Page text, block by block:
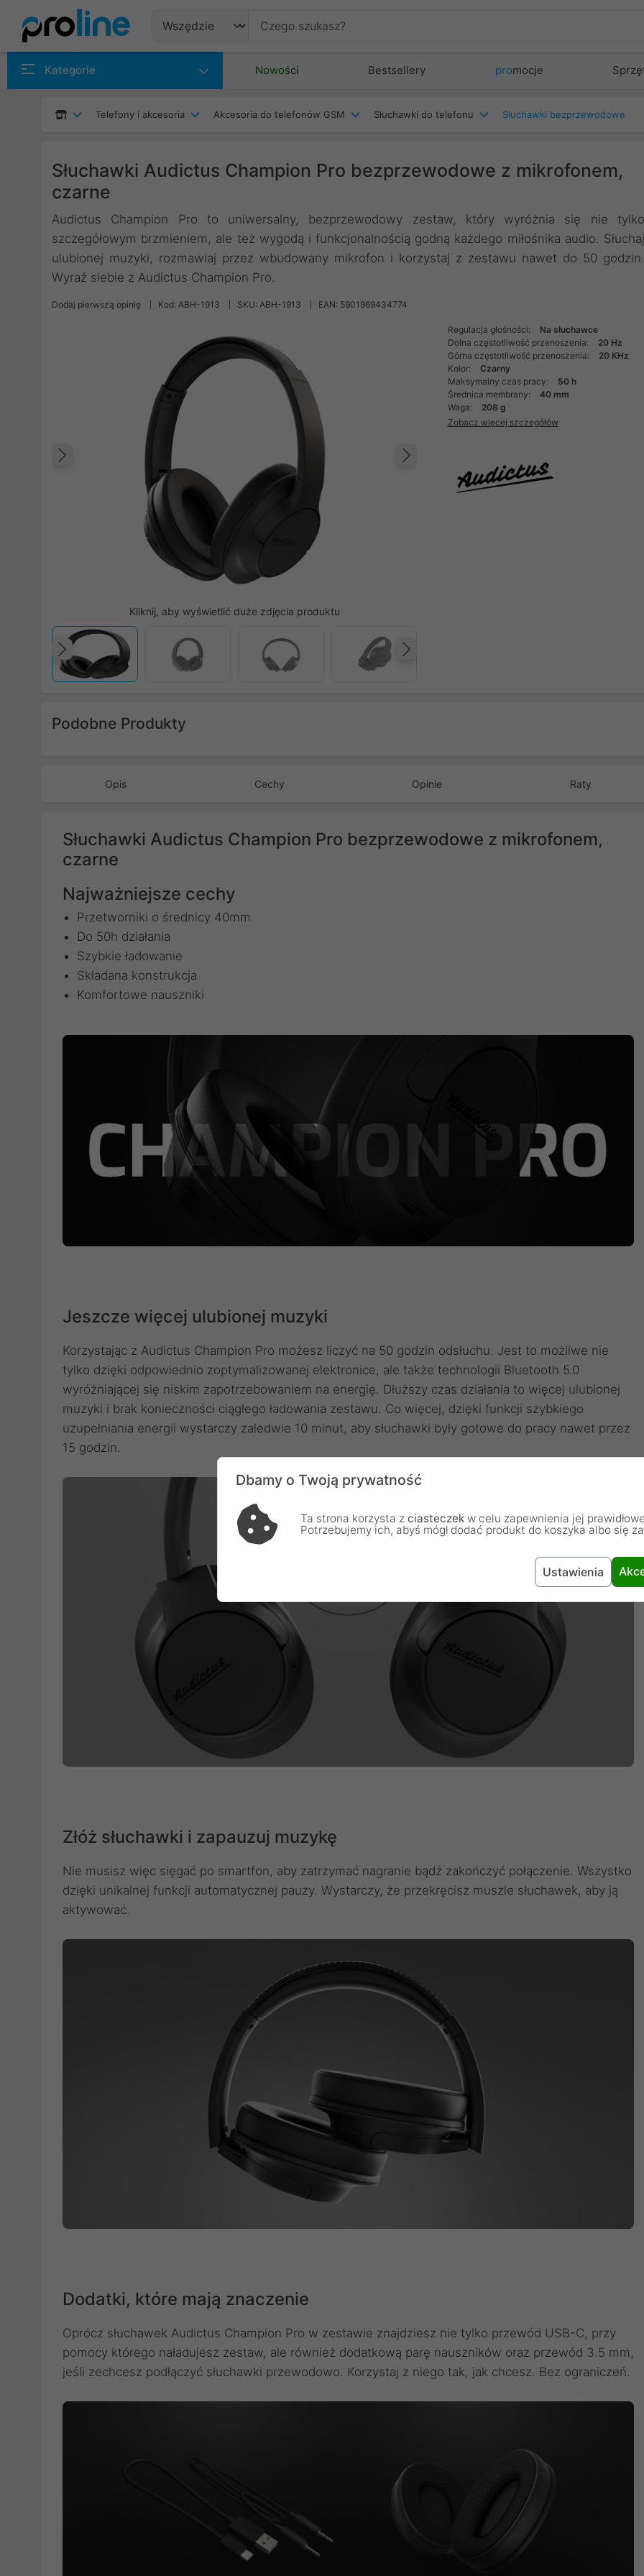
Kategorie Nowości Bestsellery promocje
Telefony i akcesoria Akcesoria do telefonów GSM Słuchawki do telefonu Słuchawki bezprzewodowe
Słuchawki Audictus Champion Pro bezprzewodowe z mikrofonem,
czarne
Audictus Champion Pro to uniwersalny, bezprzewodowy zestaw, który wyróżnia się nie tylko
szczegółowym brzmieniem, ale też wygodą i funkcjonalnością godną każdego miłośnika audio. Słuchaj
ulubionej muzyki, rozmawiaj przez wbudowany mikrofon i korzystaj z zestawu nawet do 50 godzin.
Wyraź siebie z Audictus Champion Pro.
Dodaj pierwszą opinię Kod: ABH-1913 SKU: ABH-1913 EAN: 5901969434774
Następny
Poprzedni
Kliknij, aby wyświetlić duże zdjęcia produktu
Poprzedni
Regulacja głośności:
Na słuchawce
Dolna częstotliwość przenoszenia:
20 Hz
Górna częstotliwość przenoszenia:
20 KHz
Kolor:
Czarny
Maksymalny czas pracy:
50 h
Średnica membrany:
40 mm
Waga:
208 g
Zobacz więcej szczegółów
Podobne Produkty
Opis Cechy Opinie Raty
Słuchawki Audictus Champion Pro bezprzewodowe z mikrofonem,
czarne
Najważniejsze cechy
Przetworniki o średnicy 40mm
Do 50h działania
Szybkie ładowanie
Składana konstrukcja
Komfortowe nauszniki
Jeszcze więcej ulubionej muzyki
Korzystając z Audictus Champion Pro możesz liczyć na 50 godzin odsłuchu. Jest to możliwe nie
tylko dzięki odpowiednio zoptymalizowanej elektronice, ale także technologii Bluetooth 5.0
wyróżniającej się niskim zapotrzebowaniem na energię. Dłuższy czas działania to więcej ulubionej
muzyki i brak konieczności ciągłego ładowania zestawu. Co więcej, dzięki funkcji szybkiego
uzupełniania energii wystarczy zaledwie 10 minut, aby słuchawki były gotowe do pracy nawet przez
15 godzin.
Złóż słuchawki i zapauzuj muzykę
Nie musisz więc sięgać po smartfon, aby zatrzymać nagranie bądź zakończyć połączenie. Wszystko
dzięki unikalnej funkcji automatycznej pauzy. Wystarczy, że przekręcisz muszle słuchawek, aby ją
aktywować.
Dodatki, które mają znaczenie
Oprócz słuchawek Audictus Champion Pro w zestawie znajdziesz nie tylko przewód USB-C, przy
pomocy którego naładujesz zestaw, ale również dodatkową parę nauszników oraz przewód 3.5 mm,
jeśli zechcesz podłączyć słuchawki przewodowo. Korzystaj z niego tak, jak chcesz. Bez ograniczeń.
Dbamy o Twoją prywatność
Ta strona korzysta z ciasteczek w celu zapewnienia jej
Potrzebujemy ich, abyś mógł dodać produkt do koszyka albo się
Ustawienia